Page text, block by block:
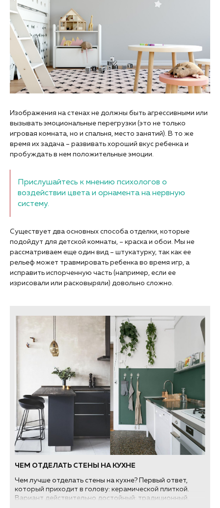
Изображения на стенах не должны быть агрессивными или
вызывать эмоциональные перегрузки (это не только
игровая комната, но и спальня, место занятий). В то же
время их задача – развивать хороший вкус ребенка и
пробуждать в нем положительные эмоции.
Прислушайтесь к мнению психологов о
воздействии цвета и орнамента на нервную
систему.
Существует два основных способа отделки, которые
подойдут для детской комнаты, – краска и обои. Мы не
рассматриваем еще один вид – штукатурку, так как ее
рельеф может травмировать ребенка во время игр, а
исправить испорченную часть (например, если ее
изрисовали или расковыряли) довольно сложно.
ЧЕМ ОТДЕЛАТЬ СТЕНЫ НА КУХНЕ
Чем лучше отделать стены на кухне? Первый ответ,
который приходит в голову: керамической плиткой.
Вариант действительно достойный: традиционный,